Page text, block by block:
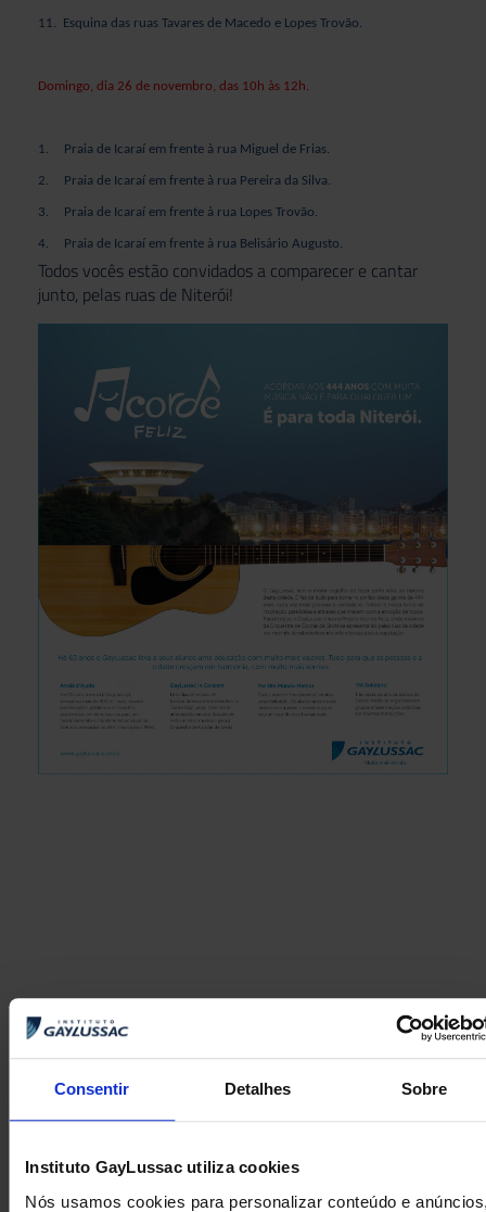
Consentir Detalhes Sobre
Instituto GayLussac utiliza cookies
Nós usamos cookies para personalizar conteúdo e
11. Esquina das ruas Tavares de Macedo e Lopes Trovão.
Domingo, dia 26 de novembro, das 10h às 12h.
1. Praia de Icaraí em frente à rua Miguel de Frias.
2. Praia de Icaraí em frente à rua Pereira da Silva.
3. Praia de Icaraí em frente à rua Lopes Trovão.
4. Praia de Icaraí em frente à rua Belisário Augusto.
Todos vocês estão convidados a comparecer e cantar
junto, pelas ruas de Niterói!
ANTERIOR PRÓXIMA
O olhar de Iracema